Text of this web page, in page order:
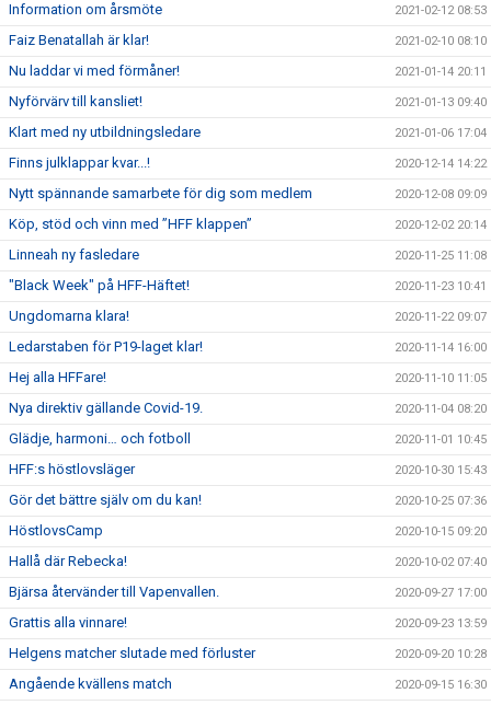
Information om årsmöte 2021-02-12 08:53
Faiz Benatallah är klar! 2021-02-10 08:10
Nu laddar vi med förmåner! 2021-01-14 20:11
Nyförvärv till kansliet! 2021-01-13 09:40
Klart med ny utbildningsledare 2021-01-06 17:04
Finns julklappar kvar...! 2020-12-14 14:22
Nytt spännande samarbete för dig som medlem 2020-12-08 09:09
Köp, stöd och vinn med ”HFF klappen” 2020-12-02 20:14
Linneah ny fasledare 2020-11-25 11:08
"Black Week" på HFF-Häftet! 2020-11-23 10:41
Ungdomarna klara! 2020-11-22 09:07
Ledarstaben för P19-laget klar! 2020-11-14 16:00
Hej alla HFFare! 2020-11-10 11:05
Nya direktiv gällande Covid-19. 2020-11-04 08:20
Glädje, harmoni… och fotboll 2020-11-01 10:45
HFF:s höstlovsläger 2020-10-30 15:43
Gör det bättre själv om du kan! 2020-10-25 07:36
HöstlovsCamp 2020-10-15 09:20
Hallå där Rebecka! 2020-10-02 07:40
Bjärsa återvänder till Vapenvallen. 2020-09-27 17:00
Grattis alla vinnare! 2020-09-23 13:59
Helgens matcher slutade med förluster 2020-09-20 10:28
Angående kvällens match 2020-09-15 16:30